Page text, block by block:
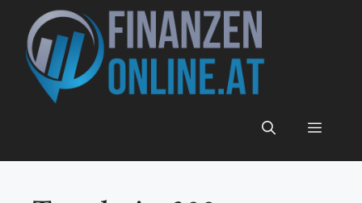
Inhalt
springen
Menü